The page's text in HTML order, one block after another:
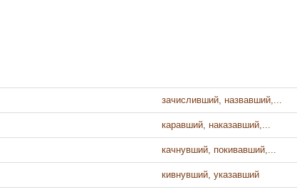
зачисливший, назвавший,...
каравший, наказавший,...
качнувший, покивавший,...
кивнувший, указавший